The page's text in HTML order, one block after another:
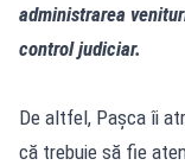
administrarea
control judiciar.
De altfel, Pașca îi
că trebuie să fie